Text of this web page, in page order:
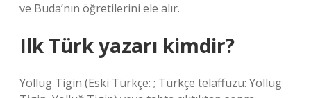
ve Buda’nın öğretilerini ele alır.
Ilk Türk yazarı kimdir?
Yollug Tigin (Eski Türkçe: ; Türkçe telaffuzu: Yollug